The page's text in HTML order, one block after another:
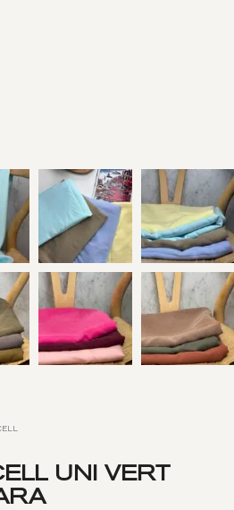
UNI VERT